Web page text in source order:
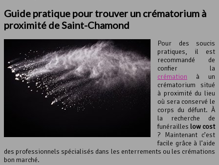
Guide pratique pour trouver un crématorium à
proximité de Saint-Chamond
Pour des soucis
pratiques, il est
recommandé de
confier la
crémation à un
crématorium situé
à proximité du lieu
où sera conservé le
corps du défunt. À
la recherche de
funérailles low cost
? Maintenant c’est
facile grâce à l’aide
des professionnels spécialisés dans les enterrements ou les crémations
bon marché.